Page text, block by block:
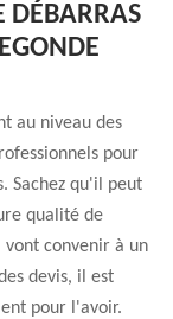
DÉBARRAS
au niveau des
pour
Sachez qu'il peut
qualité de
convenir à un
devis, il est
pour l'avoir.